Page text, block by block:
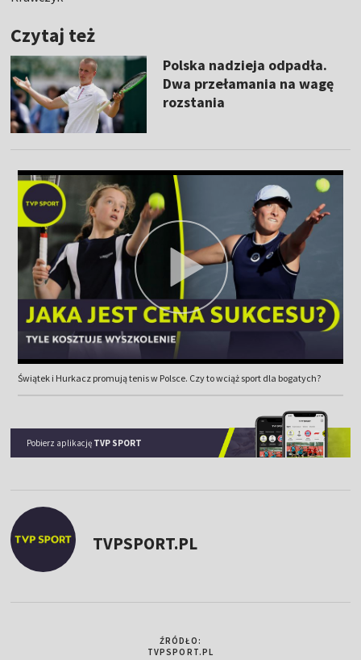
Czytaj też
Polska nadzieja odpadła.
Dwa przełamania na wagę
rozstania
Świątek i Hurkacz promują tenis w Polsce. Czy to wciąż sport dla bogatych?
Pobierz aplikację TVP SPORT
TVPSPORT.PL
ŹRÓDŁO:
TVPSPORT.PL